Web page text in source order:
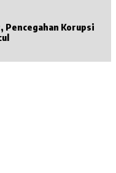
Korupsi